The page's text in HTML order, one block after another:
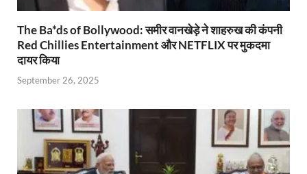
The Ba*ds of Bollywood: समीर वानखेड़े ने शाहरुख की कंपनी
Red Chillies Entertainment और NETFLIX पर मुकदमा
दायर किया
September 26, 2025